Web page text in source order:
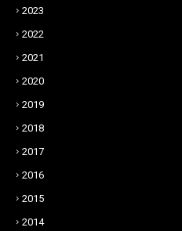
2023
2022
2021
2020
2019
2018
2017
2016
2015
2014